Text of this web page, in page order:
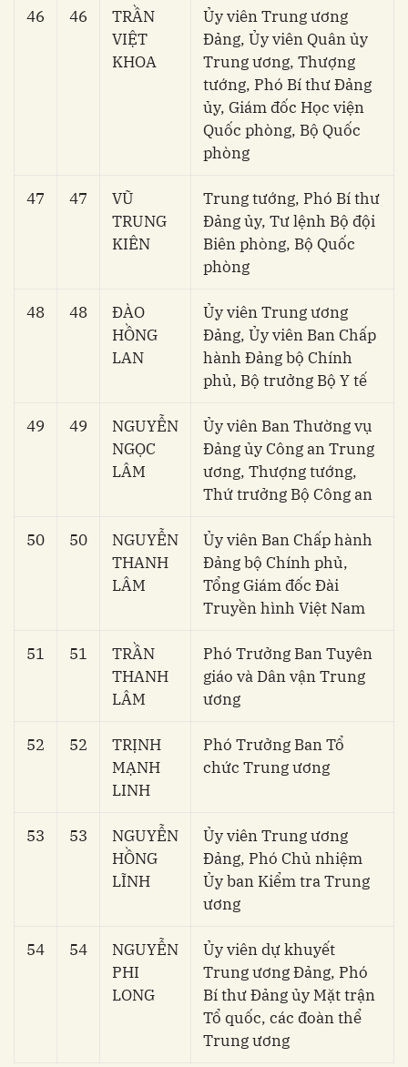
46 46
TRẦN
VIỆT
KHOA
Ủy viên Trung ương
Đảng, Ủy viên Quân ủy
Trung ương, Thượng
tướng, Phó Bí thư Đảng
ủy, Giám đốc Học viện
Quốc phòng, Bộ Quốc
phòng
47 47
VŨ
TRUNG
KIÊN
Trung tướng, Phó Bí thư
Đảng ủy, Tư lệnh Bộ đội
Biên phòng, Bộ Quốc
phòng
48 48
ĐÀO
HỒNG
LAN
Ủy viên Trung ương
Đảng, Ủy viên Ban Chấp
hành Đảng bộ Chính
phủ, Bộ trưởng Bộ Y tế
49 49
NGUYỄN
NGỌC
LÂM
Ủy viên Ban Thường vụ
Đảng ủy Công an Trung
ương, Thượng tướng,
Thứ trưởng Bộ Công an
50 50
NGUYỄN
THANH
LÂM
Ủy viên Ban Chấp hành
Đảng bộ Chính phủ,
Tổng Giám đốc Đài
Truyền hình Việt Nam
51 51
TRẦN
THANH
LÂM
Phó Trưởng Ban Tuyên
giáo và Dân vận Trung
ương
52 52
TRỊNH
MẠNH
LINH
Phó Trưởng Ban Tổ
chức Trung ương
53 53
NGUYỄN
HỒNG
LĨNH
Ủy viên Trung ương
Đảng, Phó Chủ nhiệm
Ủy ban Kiểm tra Trung
ương
54 54
NGUYỄN
PHI
LONG
Ủy viên dự khuyết
Trung ương Đảng, Phó
Bí thư Đảng ủy Mặt trận
Tổ quốc, các đoàn thể
Trung ương